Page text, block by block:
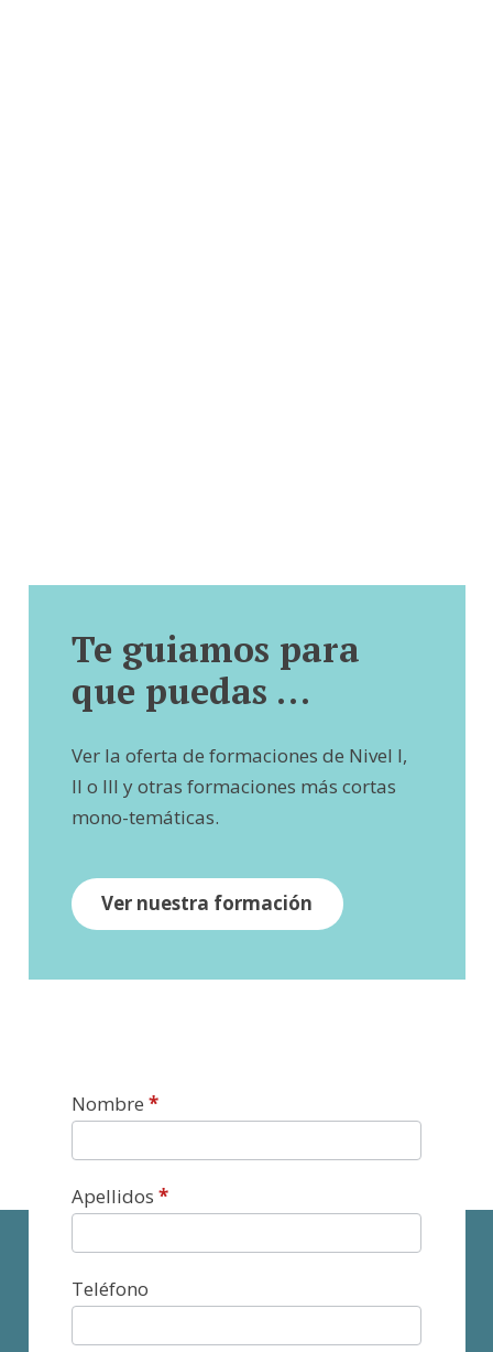
Te guiamos para
que puedas …
Ver la oferta de formaciones de Nivel I,
II o III y otras formaciones más cortas
mono-temáticas.
Ver nuestra formación
Contacto
Nombre*
Apellidos*
Teléfono